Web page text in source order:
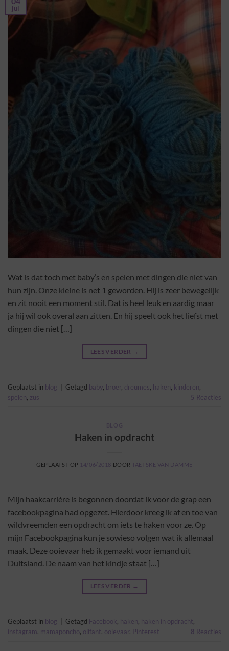
jul
Wat is dat toch met baby’s en spelen met dingen die niet van
hun zijn. Onze kleine is net 1 geworden. Hij is zeer bewegelijk
en zit nooit een moment stil. Dat is heel leuk en aardig maar
ja hij wil ook overal aan zitten. En hij speelt ook het liefst met
dingen die niet […]
LEES VERDER →
Geplaatst in blog Getagd baby, broer, dreumes, haken, kinderen,
spelen, zus 5 Reacties
BLOG
Haken in opdracht
GEPLAATST OP 14/06/2018 DOOR TAETSKE VAN DAMME
Mijn haakcarrière is begonnen doordat ik voor de grap een
facebookpagina had opgezet. Hierdoor kreeg ik af en toe van
wildvreemden een opdracht om iets te haken voor ze. Op
mijn Facebookpagina kun je sowieso volgen wat ik allemaal
maak. Deze ooievaar heb ik gemaakt voor iemand uit
Duitsland. De naam van het kindje staat […]
LEES VERDER →
Geplaatst in blog Getagd Facebook, haken, haken in opdracht,
instagram, mamaponcho, olifant, ooievaar, Pinterest 8 Reacties